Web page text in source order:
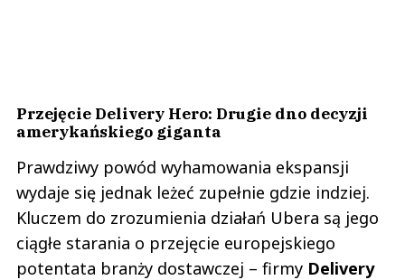
Przejęcie Delivery Hero: Drugie dno decyzji
amerykańskiego giganta
Prawdziwy powód wyhamowania ekspansji
wydaje się jednak leżeć zupełnie gdzie indziej.
Kluczem do zrozumienia działań Ubera są jego
ciągłe starania o przejęcie europejskiego
potentata branży dostawczej – firmy Delivery